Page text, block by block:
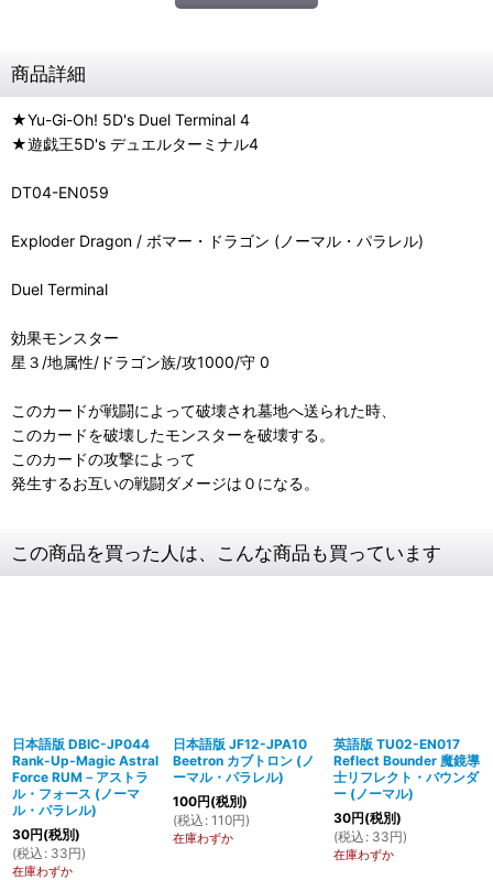
商品詳細
★Yu-Gi-Oh! 5D's Duel Terminal 4
★遊戯王5D's デュエルターミナル4
DT04-EN059
Exploder Dragon / ボマー・ドラゴン (ノーマル・パラレル)
Duel Terminal
効果モンスター
星３/地属性/ドラゴン族/攻1000/守 0
このカードが戦闘によって破壊され墓地へ送られた時、
このカードを破壊したモンスターを破壊する。
このカードの攻撃によって
発生するお互いの戦闘ダメージは０になる。
この商品を買った人は、こんな商品も買っています
日本語版 DBIC-JP044
Rank-Up-Magic Astral
Force RUM－アストラ
ル・フォース (ノーマ
ル・パラレル)
30円(税別)
(税込 : 33円)
在庫わずか
日本語版 JF12-JPA10
Beetron カブトロン (ノ
ーマル・パラレル)
100円(税別)
(税込 : 110円)
在庫わずか
英語版 TU02-EN017
Reflect Bounder 魔鏡導
士リフレクト・バウンダ
ー (ノーマル)
30円(税別)
(税込 : 33円)
在庫わずか